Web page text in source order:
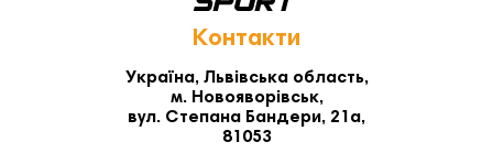
Контакти
Україна, Львівська область,
м. Новояворівськ,
вул. Степана Бандери, 21а,
81053